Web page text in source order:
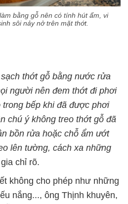
bằng gỗ nên có tính hút ẩm, vi
sôi nảy nở trên mặt thớt.
thớt gỗ bằng nước rửa
người nên đem thớt đi phơi
bếp khi đã được phơi
chú ý không treo thớt gỗ đã
bồn rửa hoặc chỗ ẩm ướt
lên tường, cách xa những
chỉ rõ.
không cho phép như những
nắng..., ông Thịnh khuyên,